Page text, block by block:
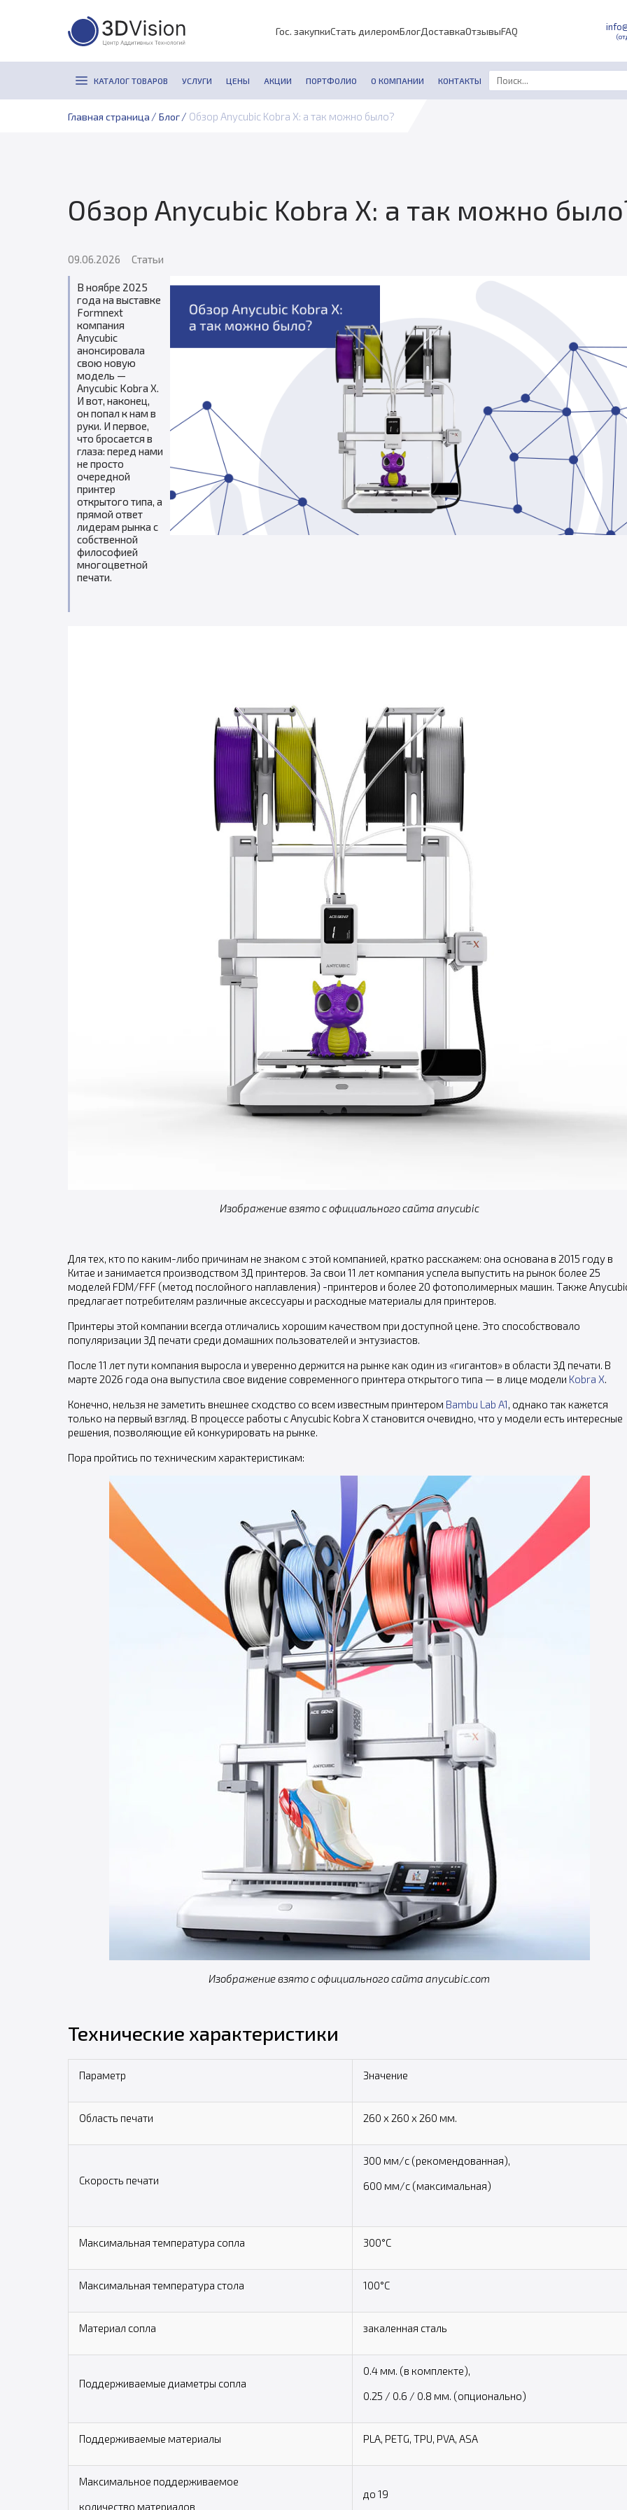
Гос. закупкиСтать дилеромБлогДоставкаОтзывыFAQ
КАТАЛОГ ТОВАРОВ УСЛУГИ ЦЕНЫ АКЦИИ ПОРТФОЛИО О КОМПАНИИ КОНТАКТЫ
Главная страница / Блог / Обзор Anycubic Kobra X: а так можно было?
Обзор Anycubic Kobra X: а так можно
09.06.2026 Статьи
В ноябре 2025
года на выставке
Formnext
компания
Anycubic
анонсировала
свою новую
модель —
Anycubic Kobra X.
И вот, наконец,
он попал к нам в
руки. И первое,
что бросается в
глаза: перед нами
не просто
очередной
принтер
открытого типа, а
прямой ответ
лидерам рынка с
собственной
философией
многоцветной
печати.
Изображение взято с официального сайта anycubic
Для тех, кто по каким-либо причинам не знаком с этой компанией, кратко расскажем: она основана в 2015 году в
Китае и занимается производством 3Д принтеров. За свои 11 лет компания успела выпустить на рынок более 25
моделей FDM/FFF (метод послойного наплавления) -принтеров и более 20 фотополимерных машин. Также
предлагает потребителям различные аксессуары и расходные материалы для принтеров.
Принтеры этой компании всегда отличались хорошим качеством при доступной цене. Это способствовало
популяризации 3Д печати среди домашних пользователей и энтузиастов.
После 11 лет пути компания выросла и уверенно держится на рынке как один из «гигантов» в области 3Д печати. В
марте 2026 года она выпустила свое видение современного принтера открытого типа — в лице модели Kobra X.
Конечно, нельзя не заметить внешнее сходство со всем известным принтером Bambu Lab A1, однако так кажется
только на первый взгляд. В процессе работы с Anycubic Kobra X становится очевидно, что у модели есть интересные
решения, позволяющие ей конкурировать на рынке.
Пора пройтись по техническим характеристикам:
Изображение взято с официального сайта anycubic.com
Технические характеристики
Параметр Значение
Область печати 260 х 260 х 260 мм.
Скорость печати
300 мм/с (рекомендованная),
600 мм/с (максимальная)
Максимальная температура сопла 300°C
Максимальная температура стола 100°C
Материал сопла закаленная сталь
Поддерживаемые диаметры сопла
0.4 мм. (в комплекте),
0.25 / 0.6 / 0.8 мм. (опционально)
Поддерживаемые материалы PLA, PETG, TPU, PVA, ASA
Максимальное поддерживаемое
количество материалов
до 19